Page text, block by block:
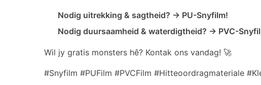
Nodig uitrekking & sagtheid? → PU-Snyfilm!
Nodig duursaamheid & waterdigtheid? → PVC-
Wil jy gratis monsters hê? Kontak ons vandag! 🚀
#Snyfilm #PUFilm #PVCFilm #Hitteoordragmateriale